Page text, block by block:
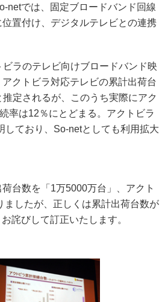
netでは、固定ブロードバンド回線
置付け、デジタルテレビとの連携
ラのテレビ向けブロードバンド映
クトビラ対応テレビの累計出荷台
定されるが、このうち実際にアク
率は12％にとどまる。アクトビラ
ており、So-netとしても利用拡大
台数を「1万5000万台」、アクト
ましたが、正しくは累計出荷台数が
詫びして訂正いたします。